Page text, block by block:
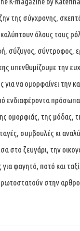
της σύγχρονης,
καλύπτουν όλους τους
σύζυγος, σύντροφος,
υπενθυμίζουμε την
για να ομορφαίνει την
ενδιαφέροντα
ομορφιάς, της μόδας,
συμβουλές κι
στο ζευγάρι, την
φαγητό, ποτό και
στην